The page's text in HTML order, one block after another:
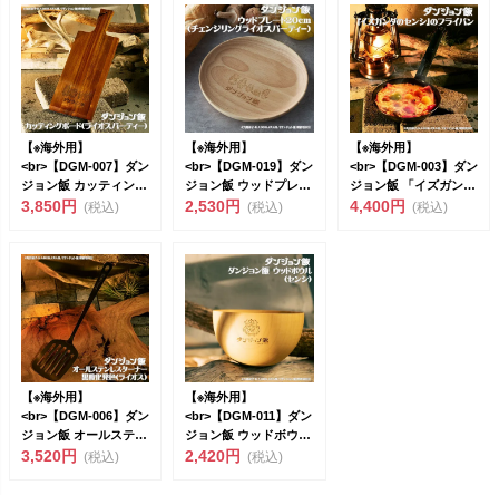
【※海外用】
<br>【DGM-007】ダン
ジョン飯 カッティング
ボード（...
3,850円 (税込)
【※海外用】
<br>【DGM-019】ダン
ジョン飯 ウッドプレー
ト20c...
2,530円 (税込)
【※海外用】
<br>【DGM-003】ダン
ジョン飯 「イズガンダ
のセンシ...
4,400円 (税込)
【※海外用】
<br>【DGM-006】ダン
ジョン飯 オールステン
レスター...
3,520円 (税込)
【※海外用】
<br>【DGM-011】ダン
ジョン飯 ウッドボウル
（センシ...
2,420円 (税込)